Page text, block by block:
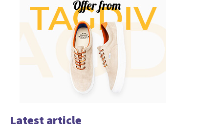
Latest article